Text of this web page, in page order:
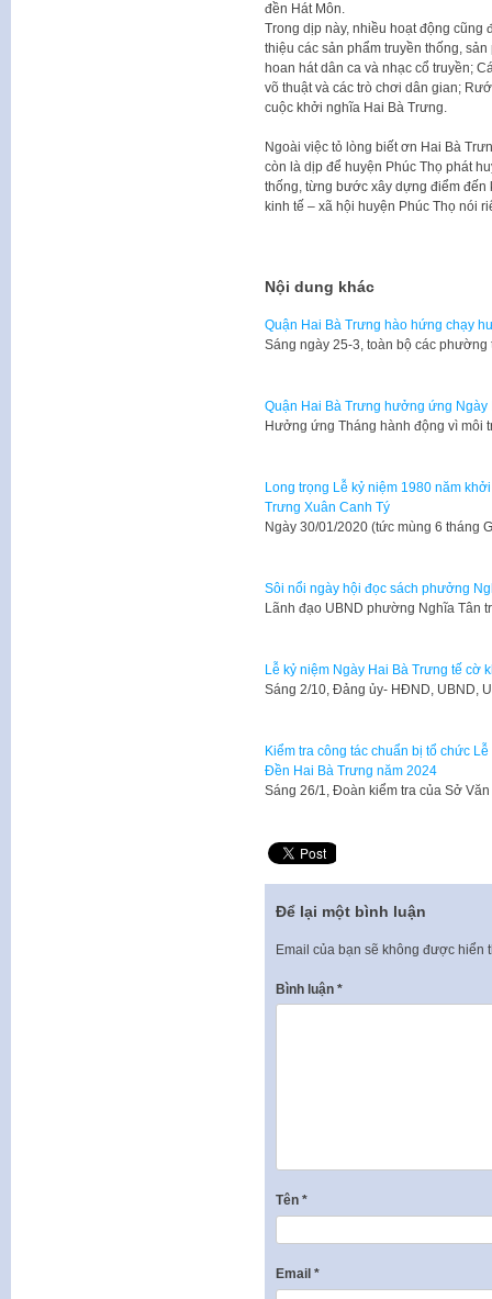
đền Hát Môn.
Trong dịp này, nhiều hoạt động
thiệu các sản phẩm truyền thống,
hoan hát dân ca và nhạc cổ truyền;
võ thuật và các trò chơi dân gian;
cuộc khởi nghĩa Hai Bà Trưng.
Ngoài việc tỏ lòng biết ơn Hai Bà
còn là dịp để huyện Phúc Thọ phát
thống, từng bước xây dựng điểm đến
kinh tế – xã hội huyện Phúc Thọ nói
Nội dung khác
Quận Hai Bà Trưng hào hứng chạy
Sáng ngày 25-3, toàn bộ các
Quận Hai Bà Trưng hưởng ứng
Hưởng ứng Tháng hành động vì môi
Long trọng Lễ kỷ niệm 1980 năm
Trưng Xuân Canh Tý
Ngày 30/01/2020 (tức mùng 6 tháng
Sôi nổi ngày hội đọc sách phưởng
Lãnh đạo UBND phường Nghĩa Tân
Lễ kỷ niệm Ngày Hai Bà Trưng tế cờ
Sáng 2/10, Đảng ủy- HĐND, UBND,
Kiểm tra công tác chuẩn bị tổ chức
Đền Hai Bà Trưng năm 2024
Sáng 26/1, Đoàn kiểm tra của Sở
Để lại một bình luận
Email của bạn sẽ không được hiển
Bình luận *
Tên *
Email *